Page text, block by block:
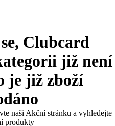
Clubcard
již není
je již zboží
naši Akční stránku a vyhledejte
produkty